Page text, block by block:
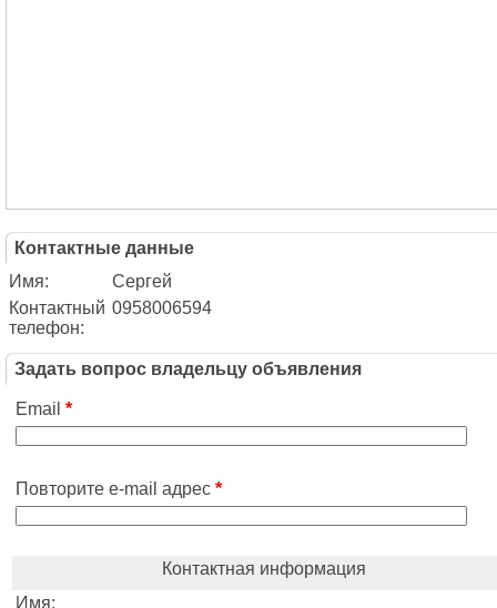
Контактные данные
Имя:
Сергей
Контактный
телефон:
0958006594
Задать вопрос владельцу объявления
Email *
Повторите e-mail адрес *
Контактная информация
Имя: